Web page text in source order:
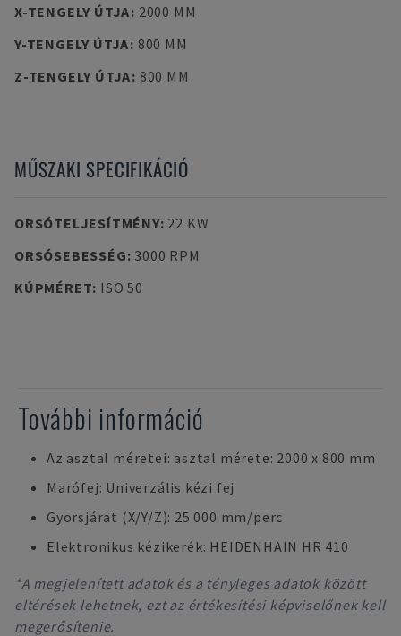
X-TENGELY ÚTJA: 2000 MM
Y-TENGELY ÚTJA: 800 MM
Z-TENGELY ÚTJA: 800 MM
MŰSZAKI SPECIFIKÁCIÓ
ORSÓTELJESÍTMÉNY: 22 KW
ORSÓSEBESSÉG: 3000 RPM
KÚPMÉRET: ISO 50
További információ
Az asztal méretei: asztal mérete: 2000 x 800 mm
Marófej: Univerzális kézi fej
Gyorsjárat (X/Y/Z): 25 000 mm/perc
Elektronikus kézikerék: HEIDENHAIN HR 410
*A megjelenített adatok és a tényleges adatok között
eltérések lehetnek, ezt az értékesítési képviselőnek kell
megerősítenie.